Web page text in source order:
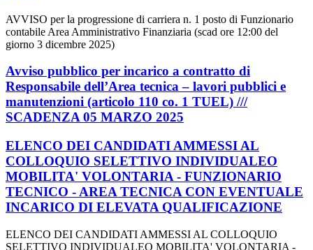
AVVISO per la progressione di carriera n. 1 posto di Funzionario
contabile Area Amministrativo Finanziaria (scad ore 12:00 del
giorno 3 dicembre 2025)
Avviso pubblico per incarico a contratto di
Responsabile dell’Area tecnica – lavori pubblici e
manutenzioni (articolo 110 co. 1 TUEL) ///
SCADENZA 05 MARZO 2025
ELENCO DEI CANDIDATI AMMESSI AL
COLLOQUIO SELETTIVO INDIVIDUALEO
MOBILITA' VOLONTARIA - FUNZIONARIO
TECNICO - AREA TECNICA CON EVENTUALE
INCARICO DI ELEVATA QUALIFICAZIONE
ELENCO DEI CANDIDATI AMMESSI AL COLLOQUIO
SELETTIVO INDIVIDUALEO MOBILITA' VOLONTARIA -